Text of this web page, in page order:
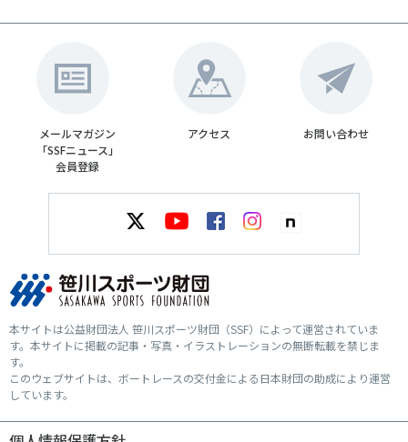
メールマガジン
「SSFニュース」
会員登録
アクセス お問い合わせ
本サイトは公益財団法人 笹川スポーツ財団（SSF）によって運営されていま
す。本サイトに掲載の記事・写真・イラストレーションの無断転載を禁じま
す。
このウェブサイトは、ボートレースの交付金による日本財団の助成により運営
しています。